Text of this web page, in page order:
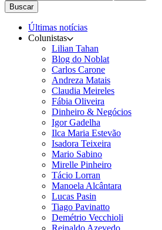
Buscar
Últimas notícias
Colunistas
Lilian Tahan
Blog do Noblat
Carlos Carone
Andreza Matais
Claudia Meireles
Fábia Oliveira
Dinheiro & Negócios
Igor Gadelha
Ilca Maria Estevão
Isadora Teixeira
Mario Sabino
Mirelle Pinheiro
Tácio Lorran
Manoela Alcântara
Lucas Pasin
Tiago Pavinatto
Demétrio Vecchioli